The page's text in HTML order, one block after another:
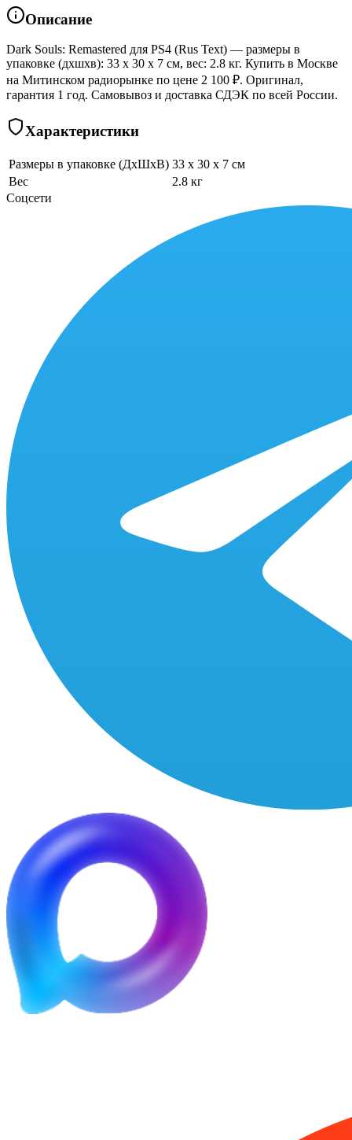
Описание
Dark Souls: Remastered для PS4 (Rus Text) — размеры в
упаковке (дхшхв): 33 x 30 x 7 см, вес: 2.8 кг. Купить в Москве
на Митинском радиорынке по цене 2 100 ₽. Оригинал,
гарантия 1 год. Самовывоз и доставка СДЭК по всей России.
Характеристики
Размеры в упаковке (ДхШхВ) 33 x 30 x 7 см
Вес
2.8 кг
Соцсети